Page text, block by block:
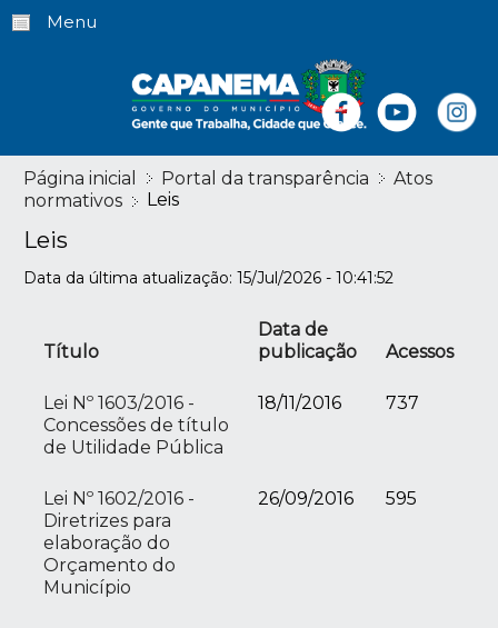
Menu
Página inicial Portal da transparência
Atos
normativos
Leis
Leis
Data da última atualização: 15/Jul/2026 - 10:41:52
Título
Data de
publicação
Acessos
Lei Nº 1603/2016 -
Concessões de título
de Utilidade Pública
18/11/2016 737
Lei Nº 1602/2016 -
Diretrizes para
elaboração do
Orçamento do
Município
26/09/2016 595